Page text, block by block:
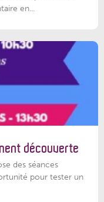
en...
découverte
des séances
pour tester un